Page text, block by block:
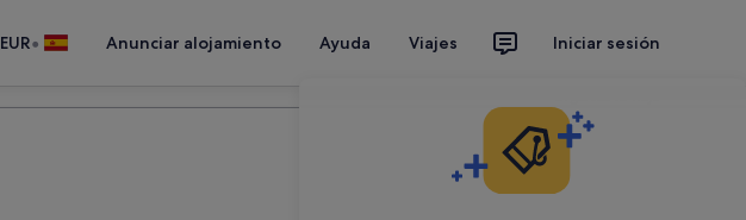
EUR• Anunciar alojamiento Ayuda Viajes Iniciar sesión